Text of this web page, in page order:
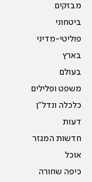
מבזקים
ביטחוני
פוליטי-מדיני
בארץ
בעולם
משפט ופלילים
כלכלה ונדל"ן
דעות
חדשות המגזר
אוכל
כיפה שחורה